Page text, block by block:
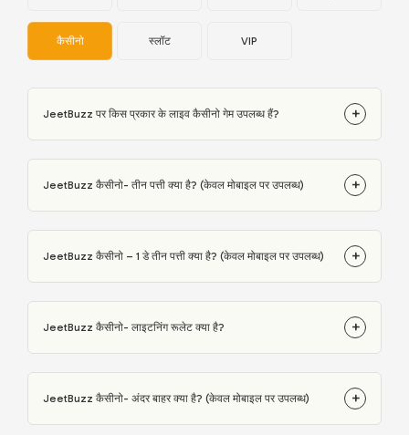
कैसीनो स्लॉट VIP
JeetBuzz पर किस प्रकार के लाइव कैसीनो गेम उपलब्ध हैं? +
JeetBuzz कैसीनो- तीन पत्ती क्या है? (केवल मोबाइल पर उपलब्ध) +
JeetBuzz कैसीनो – 1 डे तीन पत्ती क्या है? (केवल मोबाइल पर उपलब्ध) +
JeetBuzz कैसीनो- लाइटनिंग रूलेट क्या है? +
JeetBuzz कैसीनो- अंदर बाहर क्या है? (केवल मोबाइल पर उपलब्ध) +